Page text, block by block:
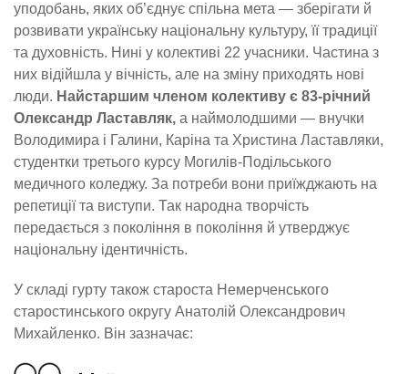
уподобань, яких об’єднує спільна мета — зберігати й
розвивати українську національну культуру, її традиції
та духовність. Нині у колективі 22 учасники. Частина з
них відійшла у вічність, але на зміну приходять нові
люди. Найстаршим членом колективу є 83-річний
Олександр Ластавляк, а наймолодшими — внучки
Володимира і Галини, Каріна та Христина Ластавляки,
студентки третього курсу Могилів-Подільського
медичного коледжу. За потреби вони приїжджають на
репетиції та виступи. Так народна творчість
передається з покоління в покоління й утверджує
національну ідентичність.
У складі гурту також староста Немерченського
старостинського округу Анатолій Олександрович
Михайленко. Він зазначає: